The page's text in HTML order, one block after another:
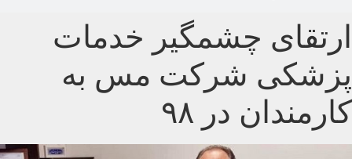
ارتقای چشمگیر خدمات
پزشکی شرکت مس به
کارمندان در ۹۸